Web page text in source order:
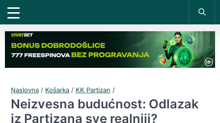
Naslovna / Košarka / KK Partizan /
Neizvesna budućnost: Odlazak
iz Partizana sve realniji?